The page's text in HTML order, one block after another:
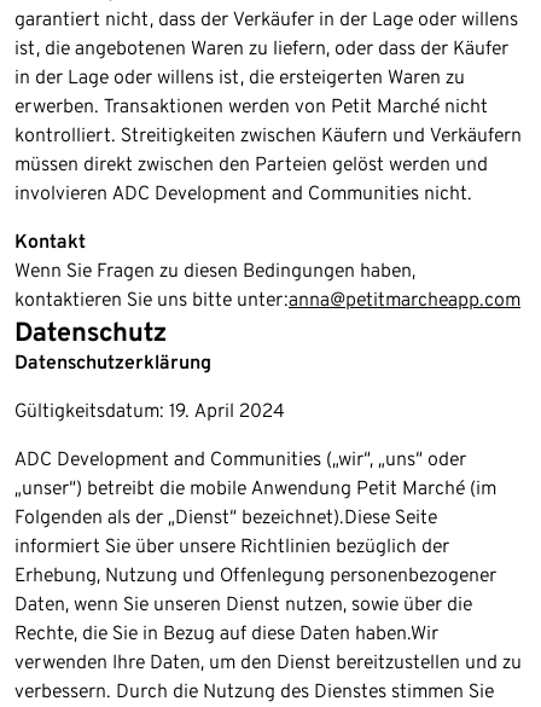
garantiert nicht, dass der Verkäufer in der Lage oder willens
ist, die angebotenen Waren zu liefern, oder dass der Käufer
in der Lage oder willens ist, die ersteigerten Waren zu
erwerben. Transaktionen werden von Petit Marché nicht
kontrolliert. Streitigkeiten zwischen Käufern und Verkäufern
müssen direkt zwischen den Parteien gelöst werden und
involvieren ADC Development and Communities nicht.
Kontakt
Wenn Sie Fragen zu diesen Bedingungen haben,
kontaktieren Sie uns bitte unter:anna@petitmarcheapp.com
Datenschutz
Datenschutzerklärung​
Gültigkeitsdatum: 19. April 2024
​ADC Development and Communities („wir“, „uns“ oder
„unser“) betreibt die mobile Anwendung Petit Marché (im
Folgenden als der „Dienst“ bezeichnet).​Diese Seite
informiert Sie über unsere Richtlinien bezüglich der
Erhebung, Nutzung und Offenlegung personenbezogener
Daten, wenn Sie unseren Dienst nutzen, sowie über die
Rechte, die Sie in Bezug auf diese Daten haben.​Wir
verwenden Ihre Daten, um den Dienst bereitzustellen und zu
verbessern. Durch die Nutzung des Dienstes stimmen Sie